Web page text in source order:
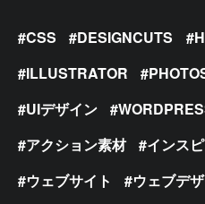
CSS DESIGNCUTS
ILLUSTRATOR
UIデザイン
アクション素材
インス
ウェブサイト
ウェブデ